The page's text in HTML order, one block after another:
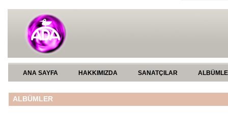
ANA SAYFA HAKKIMIZDA SANATÇILAR
ALBÜMLER